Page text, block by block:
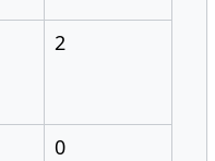
2
0